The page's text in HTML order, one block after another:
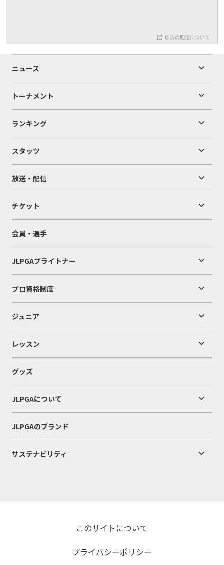
広告の配信について
ニュース
トーナメント
ランキング
スタッツ
放送・配信
チケット
会員・選手
JLPGAブライトナー
プロ資格制度
ジュニア
レッスン
グッズ
JLPGAについて
JLPGAのブランド
サステナビリティ
このサイトについて
プライバシーポリシー